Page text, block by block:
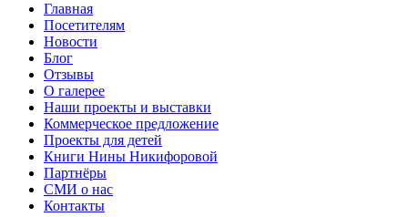
Главная
Посетителям
Новости
Блог
Отзывы
О галерее
Наши проекты и выставки
Коммерческое предложение
Проекты для детей
Книги Нины Никифоровой
Партнёры
СМИ о нас
Контакты